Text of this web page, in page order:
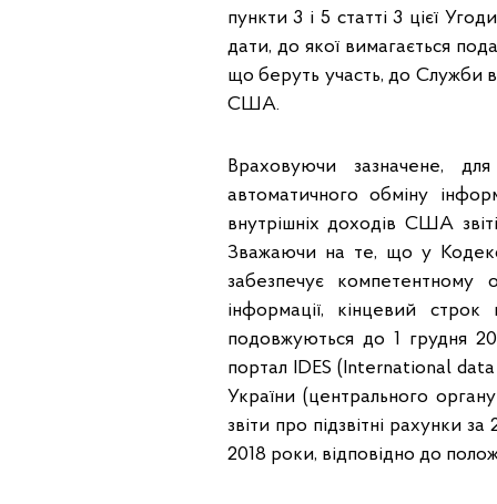
пункти 3 і 5 статті 3 цієї
дати, до якої вимагається
що беруть участь, до Служби
США.
Враховуючи зазначене,
автоматичного обміну
внутрішніх доходів США
Зважаючи на те, що у
забезпечує компетентному
інформації, кінцевий
подовжуються до 1 грудня
портал IDES (International
України (центрального
звіти про підзвітні рахунки
2018 роки, відповідно до